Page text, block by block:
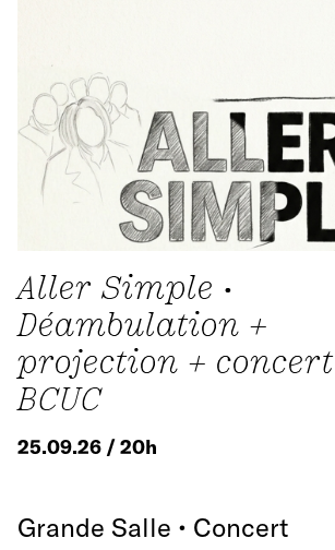
Aller Simple •
Déambulation +
projection + concert
BCUC
25.09.26 / 20h
Grande Salle • Concert